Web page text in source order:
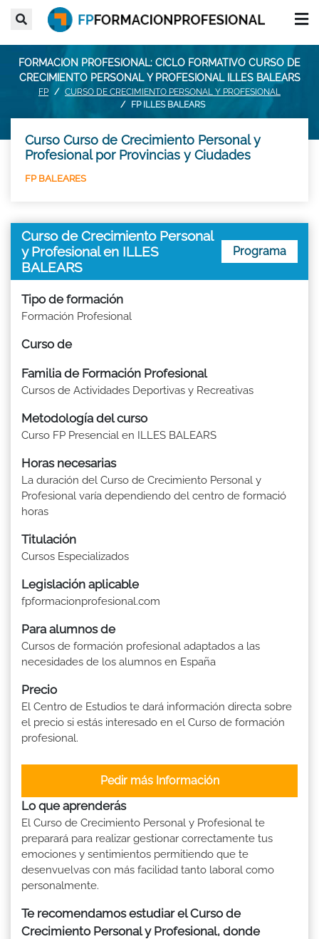
FORMACION PROFESIONAL: CICLO FORMATIVO CURSO DE
CRECIMIENTO PERSONAL Y PROFESIONAL ILLES BALEARS
FP
CURSO DE CRECIMIENTO PERSONAL Y PROFESIONAL
FP ILLES BALEARS
Curso Curso de Crecimiento Personal y
Profesional por Provincias y Ciudades
FP BALEARES
Curso de Crecimiento Personal
y Profesional en ILLES
BALEARS
Programa
Tipo de formación
Formación Profesional
Curso de
Familia de Formación Profesional
Cursos de Actividades Deportivas y Recreativas
Metodología del curso
Curso FP Presencial en ILLES BALEARS
Horas necesarias
La duración del Curso de Crecimiento Personal y
Profesional varía dependiendo del centro de formació
horas
Titulación
Cursos Especializados
Legislación aplicable
fpformacionprofesional.com
Para alumnos de
Cursos de formación profesional adaptados a las
necesidades de los alumnos en España
Precio
El Centro de Estudios te dará información directa sobre
el precio si estás interesado en el Curso de formación
profesional.
Pedir más Información
Lo que aprenderás
El Curso de Crecimiento Personal y Profesional te
preparará para realizar gestionar correctamente tus
emociones y sentimientos permitiendo que te
desenvuelvas con más facilidad tanto laboral como
personalmente.
Te recomendamos estudiar el Curso de
Crecimiento Personal y Profesional, donde